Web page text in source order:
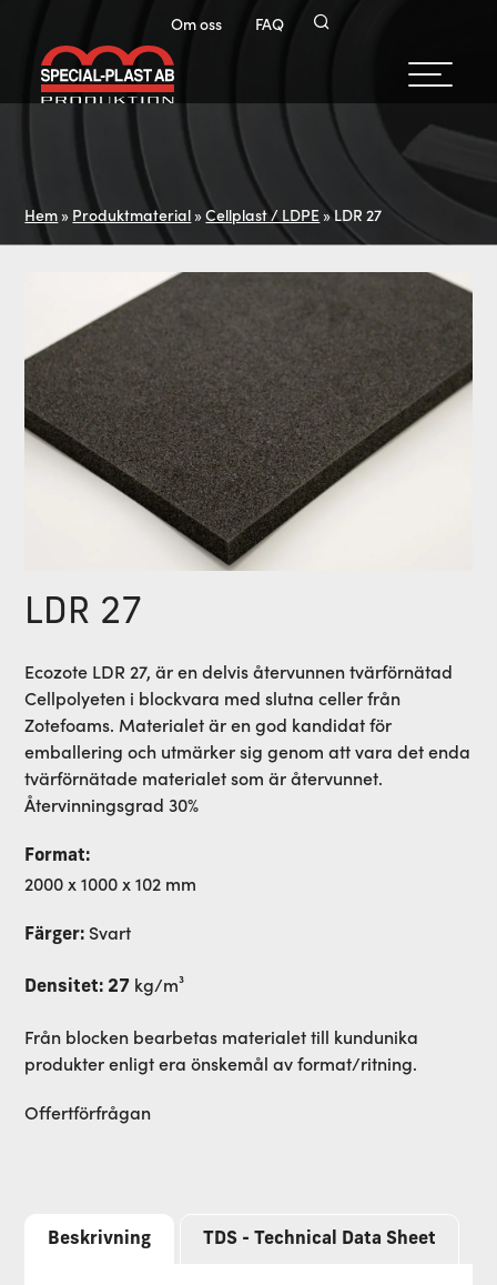
Om oss FAQ
Hem » Produktmaterial »Cellplast / LDPE»LDR 27
LDR 27
Ecozote LDR 27, är en delvis återvunnen tvärförnätad
Cellpolyeten i blockvara med slutna celler från
Zotefoams. Materialet är en god kandidat för
emballering och utmärker sig genom att vara det enda
tvärförnätade materialet som är återvunnet.
Återvinningsgrad 30%
Format:
2000 x 1000 x 102 mm
Färger: Svart
Densitet: 27 kg/m³
Från blocken bearbetas materialet till kundunika
produkter enligt era önskemål av format/ritning.
Offertförfrågan
Beskrivning TDS - Technical Data Sheet